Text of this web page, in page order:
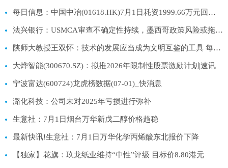
每日信息：中国中冶(01618.HK)7月1日耗资1999.66万元回购807.05万股A股
法兴银行：USMCA审查不确定性持续，墨西哥政策风险或拖累增长与资本支出 每日报道
陕师大教授王双怀：技术的发展应当成为文明互鉴的工具 每日视讯
大烨智能(300670.SZ)：拟推2026年限制性股票激励计划|速讯
宁波富达(600724)龙虎榜数据(07-01)_快消息
潞化科技：公司未对2025年亏损进行弥补
生意社：7月1日烟台万华新戊二醇价格趋稳
最新快讯!生意社：7月1日万华化学丙烯酸东北报价下降
【独家】花旗：玖龙纸业维持“中性”评级 目标价8.80港元